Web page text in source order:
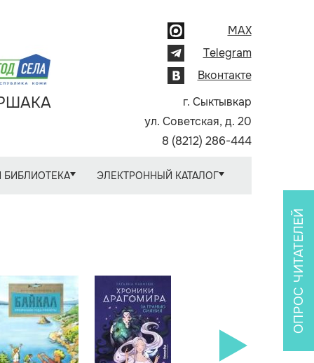
MAX
Telegram
Вконтакте
г. Сыктывкар
ул. Советская, д. 20
8 (8212) 286-444
БИБЛИОТЕКА ЭЛЕКТРОННЫЙ КАТАЛОГ
ОПРОС ЧИТАТЕЛЕЙ